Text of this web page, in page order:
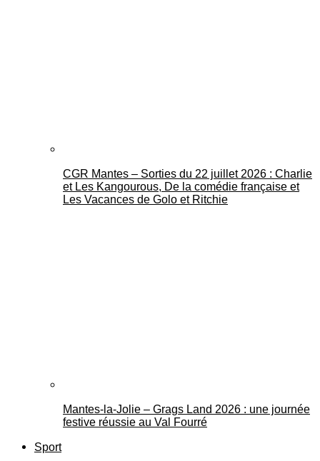
CGR Mantes – Sorties du 22 juillet 2026 : Charlie
et Les Kangourous, De la comédie française et
Les Vacances de Golo et Ritchie
Mantes-la-Jolie – Grags Land 2026 : une journée
festive réussie au Val Fourré
Sport